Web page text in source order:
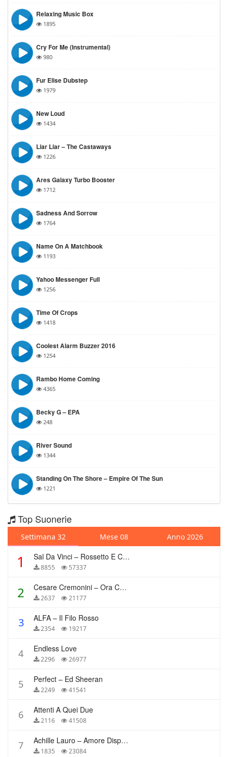
Relaxing Music Box
1895
Cry For Me (Instrumental)
980
Fur Elise Dubstep
1979
New Loud
1434
Liar Liar – The Castaways
1226
Ares Galaxy Turbo Booster
1712
Sadness And Sorrow
1764
Name On A Matchbook
1193
Yahoo Messenger Full
1256
Time Of Crops
1418
Coolest Alarm Buzzer 2016
1254
Rambo Home Coming
4365
Becky G – EPA
248
River Sound
1344
Standing On The Shore – Empire Of The Sun
1221
Top Suonerie
Settimana 32 Mese 08 Anno 2026
1 Sal Da Vinci – Rossetto E Caffè
8855 57337
2 Cesare Cremonini – Ora Che Non Ho Più Te
2637 21177
3 ALFA – Il Filo Rosso
2354 19217
4 Endless Love
2296 26977
5 Perfect – Ed Sheeran
2249 41541
6 Attenti A Quei Due
2116 41508
7 Achille Lauro – Amore Disperato
1835 23084